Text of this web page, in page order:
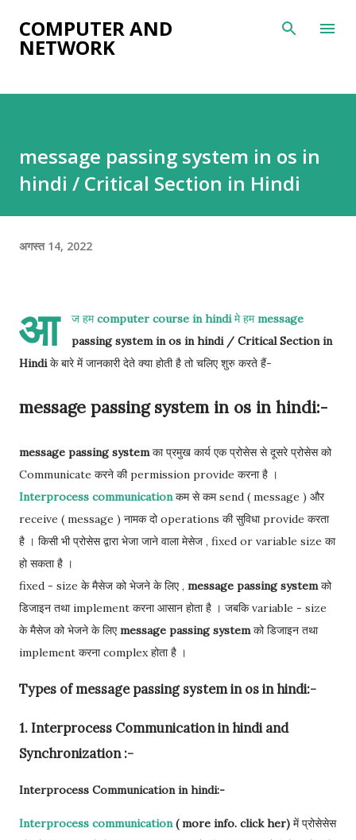
सीधे मुख्य सामग्री पर जाएं
COMPUTER AND
NETWORK
message passing system in os in
hindi / Critical Section in Hindi
अगस्त 14, 2022
आ ज हमcomputer course in hindiमे हमmessage
passing system in os in hindi / Critical Section in
Hindiके बारे में जानकारी देते क्या होती है तो चलिए शुरु करते हैं-
message passing system in os in hindi:-
message passing systemका प्रमुख कार्य एक प्रोसेस से दूसरे प्रोसेस को
Communicate करने की permission provide करना है ।
Interprocess communicationकम से कम send ( message ) और
receive ( message ) नामक दो operations की सुविधा provide करता
है । किसी भी प्रोसेस द्वारा भेजा जाने वाला मेसेज , fixed or variable size का
हो सकता है ।
fixed - size के मैसेज को भेजने के लिए , message passing systemको
डिजाइन तथा implement करना आसान होता है । जबकि variable - size
के मैसेज को भेजने के लिएmessage passing systemको डिजाइन तथा
implement करना complex होता है ।
Types of message passing system in os in hindi:-
1. Interprocess Communication in hindi and
Synchronization :-
Interprocess Communication in hindi:-
Interprocess communication( more info. click her) में प्रोसेसेस